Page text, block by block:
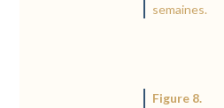
semaines.
Figure 8.